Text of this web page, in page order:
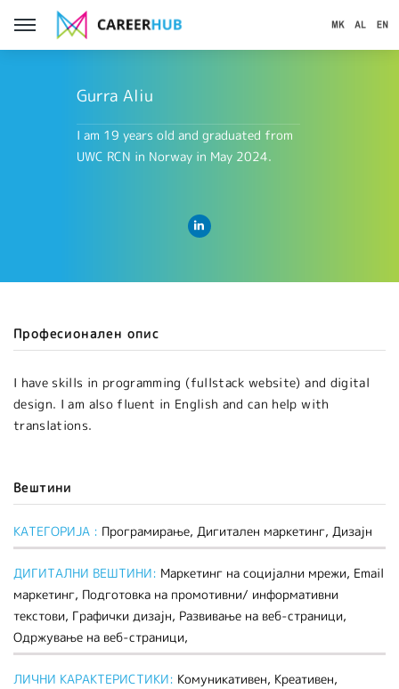
Gurra Aliu
I am 19 years old and graduated from
UWC RCN in Norway in May 2024.
Професионален опис
I have skills in programming (fullstack website) and digital
design. I am also fluent in English and can help with
translations.
Вештини
КАТЕГОРИЈА : Програмирање, Дигитален маркетинг, Дизајн
ДИГИТАЛНИ ВЕШТИНИ: Mаркетинг на социјални мрежи, Еmail
маркетинг, Подготовка на промотивни/ информативни
текстови, Графички дизајн, Развивање на веб-страници,
Одржување на веб-страници,
ЛИЧНИ КАРАКТЕРИСТИКИ: Комуникативен, Креативен,